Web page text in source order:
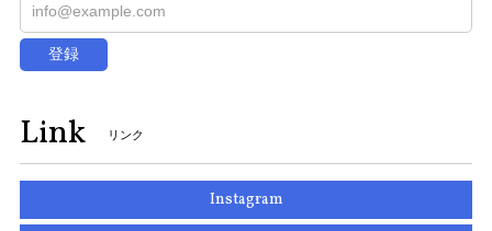
登録
Link リンク
Instagram